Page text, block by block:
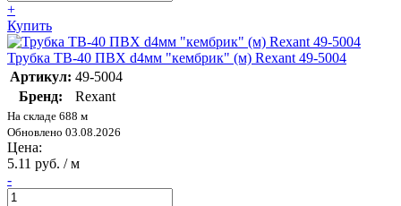
+
Купить
Трубка ТВ-40 ПВХ d4мм "кембрик" (м) Rexant 49-5004
Артикул: 49-5004
Бренд:
Rexant
На складе 688 м
Обновлено 03.08.2026
Цена:
5.11 руб. / м
-